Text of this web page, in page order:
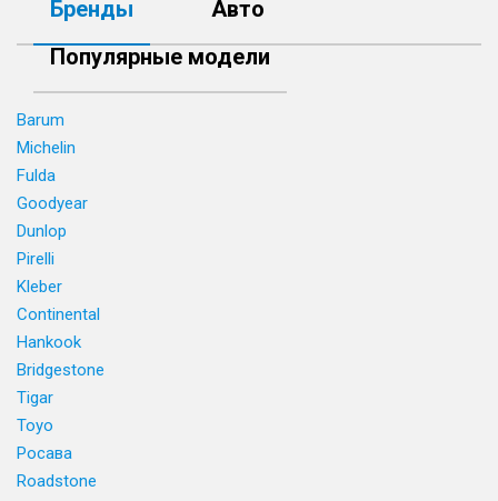
Бренды
Авто
Популярные модели
Barum
Michelin
Fulda
Goodyear
Dunlop
Pirelli
Kleber
Continental
Hankook
Bridgestone
Tigar
Toyo
Росава
Roadstone